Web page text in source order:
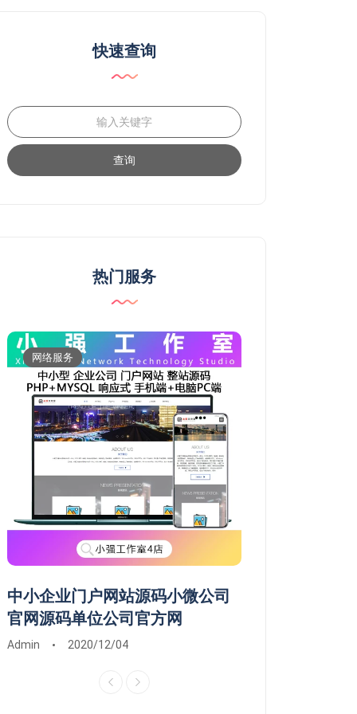
快速查询
查询
热门服务
网络服务
中小企业门户网站源码小微公司
官网源码单位公司官方网
Admin 2020/12/04